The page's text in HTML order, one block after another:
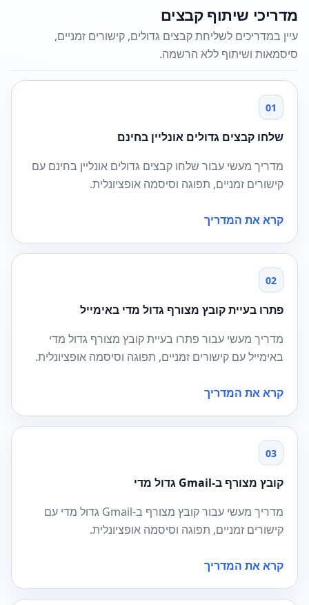
מדריכי שיתוף קבצים
עיין במדריכים לשליחת קבצים גדולים, קישורים זמניים,
סיסמאות ושיתוף ללא הרשמה.
01
שלחו קבצים גדולים אונליין בחינם
מדריך מעשי עבור שלחו קבצים גדולים אונליין בחינם עם
קישורים זמניים, תפוגה וסיסמה אופציונלית.
קרא את המדריך
02
פתרו בעיית קובץ מצורף גדול מדי באימייל
מדריך מעשי עבור פתרו בעיית קובץ מצורף גדול מדי
באימייל עם קישורים זמניים, תפוגה וסיסמה אופציונלית.
קרא את המדריך
03
קובץ מצורף ב-Gmail גדול מדי
מדריך מעשי עבור קובץ מצורף ב-Gmail גדול מדי עם
קישורים זמניים, תפוגה וסיסמה אופציונלית.
קרא את המדריך